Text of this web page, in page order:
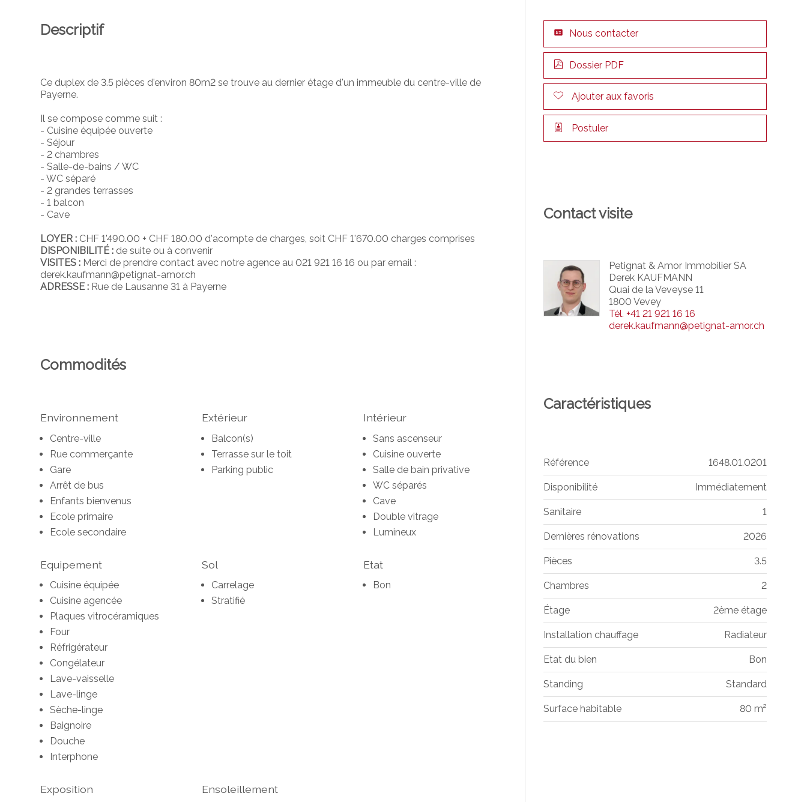
Descriptif
Ce duplex de 3.5 pièces d'environ 80m2 se trouve au dernier étage d'un immeuble du centre-ville de
Payerne.
Il se compose comme suit :
- Cuisine équipée ouverte
- Séjour
- 2 chambres
- Salle-de-bains / WC
- WC séparé
- 2 grandes terrasses
- 1 balcon
- Cave
LOYER : CHF 1'490.00 + CHF 180.00 d'acompte de charges, soit CHF 1'670.00 charges comprises
DISPONIBILITÉ : de suite ou à convenir
VISITES : Merci de prendre contact avec notre agence au 021 921 16 16 ou par email :
derek.kaufmann@petignat-amor.ch
ADRESSE : Rue de Lausanne 31 à Payerne
Commodités
Environnement
Centre-ville
Rue commerçante
Gare
Arrêt de bus
Enfants bienvenus
Ecole primaire
Ecole secondaire
Extérieur
Balcon(s)
Terrasse sur le toit
Parking public
Intérieur
Sans ascenseur
Cuisine ouverte
Salle de bain privative
WC séparés
Cave
Double vitrage
Lumineux
Equipement
Cuisine équipée
Cuisine agencée
Plaques vitrocéramiques
Four
Réfrigérateur
Congélateur
Lave-vaisselle
Lave-linge
Sèche-linge
Baignoire
Douche
Interphone
Sol
Carrelage
Stratifié
Etat
Bon
Exposition Ensoleillement
Nous contacter
Dossier PDF
Ajouter aux favoris
Postuler
Contact visite
Petignat & Amor Immobilier SA
Derek KAUFMANN
Quai de la Veveyse 11
1800 Vevey
Tél. +41 21 921 16 16
derek.kaufmann@petignat-amor.ch
Caractéristiques
Référence 1648.01.0201
Disponibilité Immédiatement
Sanitaire 1
Dernières rénovations 2026
Pièces 3.5
Chambres 2
Étage 2ème étage
Installation chauffage Radiateur
Etat du bien Bon
Standing Standard
Surface habitable 80 m²